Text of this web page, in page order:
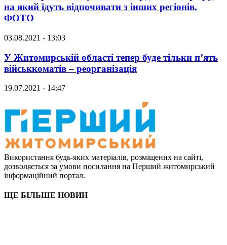
на який їдуть відпочивати з інших регіонів.
ФОТО
03.08.2021 - 13:03
У Житомирській області тепер буде тільки п’ять
військкоматів – реорганізація
19.07.2021 - 14:47
Використання будь-яких матеріалів, розміщених на сайті,
дозволяється за умови посилання на Перший житомирський
інформаційний портал.
ЩЕ БІЛЬШЕ НОВИН